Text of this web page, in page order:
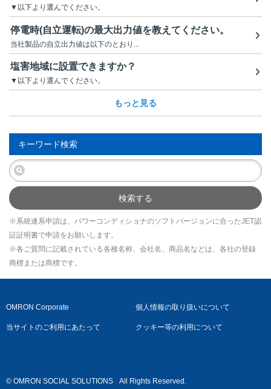
▼以下より選んでください。
停電時(自立運転)の最大出力値を教えてください。
当社製品の自立出力値は以下のとおり...
塩害地域に設置できますか？
▼以下より選んでください。
もっと見る
キーワード検索
検索する
※系統連系申請は、パワーコンディショナのソフトバージョンに合ったJET認
証証明書で申請をお願いします。
※各ご質問に記載されている各種名称、会社名、商品名などは、各社の登録
商標または商標です。
OMRON Corporate 個人情報の取り扱いについて
当サイトのご利用にあたって クッキー等の利用について
© OMRON SOCIAL SOLUTIONS All Rights Reserved.